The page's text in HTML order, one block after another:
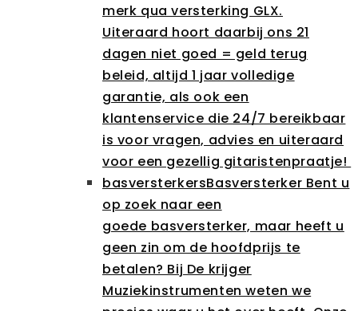
merk qua versterking GLX.
Uiteraard hoort daarbij ons 21
dagen niet goed = geld terug
beleid, altijd 1 jaar volledige
garantie, als ook een
klantenservice die 24/7 bereikbaar
is voor vragen, advies en uiteraard
voor een gezellig gitaristenpraatje!
basversterkersBasversterker Bent u
op zoek naar een
goede basversterker, maar heeft u
geen zin om de hoofdprijs te
betalen? Bij De krijger
Muziekinstrumenten weten we